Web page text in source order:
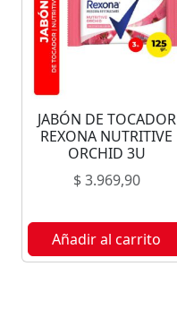
JABÓN DE TOCADOR
REXONA NUTRITIVE
ORCHID 3U
$3.969,90
Añadir al carrito